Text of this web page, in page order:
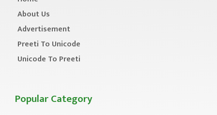
About Us
Advertisement
Preeti To Unicode
Unicode To Preeti
Popular Category